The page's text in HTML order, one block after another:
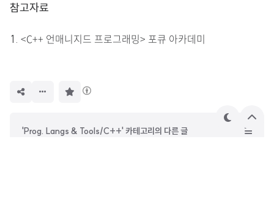
참고자료
<C++ 언매니지드 프로그래밍> 포큐 아카데미
'Prog. Langs & Tools/C++' 카테고리의 다른 글
테
상
단